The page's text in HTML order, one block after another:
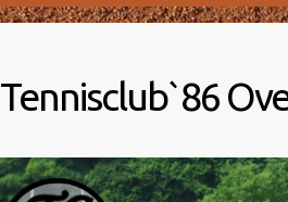
Tennisclub`86